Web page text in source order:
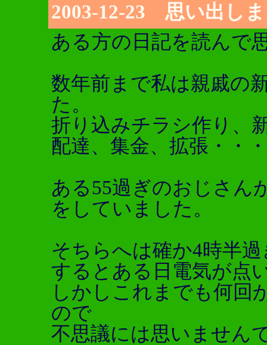
2003-12-23 思い出し
ある方の日記を読んで
数年前まで私は親戚の
た。
折り込みチラシ作り、
配達、集金、拡張・・
ある55過ぎのおじさん
をしていました。
そちらへは確か4時半
するとある日電気が点
しかしこれまでも何回
ので
不思議には思いません